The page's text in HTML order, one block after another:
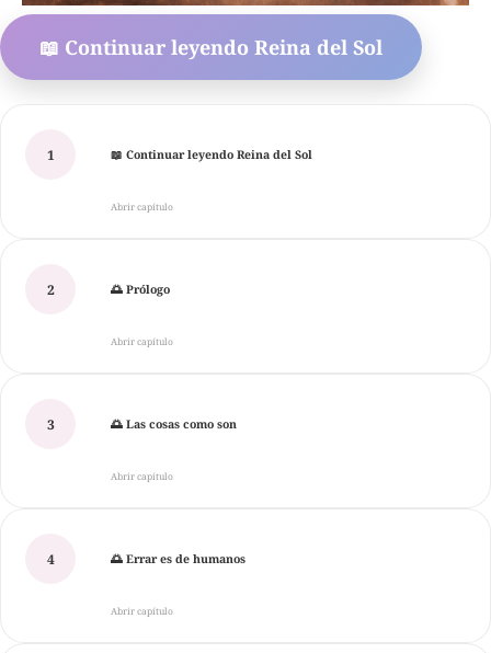
📖 Continuar leyendo Reina del Sol
1 📖 Continuar leyendo Reina del Sol
Abrir capítulo
2 🌅 Prólogo
Abrir capítulo
3 🌅 Las cosas como son
Abrir capítulo
4 🌅 Errar es de humanos
Abrir capítulo